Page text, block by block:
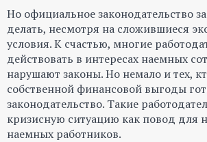
Но официальное законодательство
делать, несмотря на сложившиеся
условия. К счастью, многие
действовать в интересах наемных
нарушают законы. Но немало и тех,
собственной финансовой выгоды
законодательство. Такие
кризисную ситуацию как повод для
наемных работников.